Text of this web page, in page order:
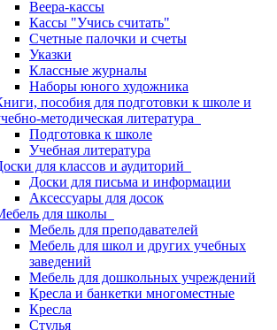
Веера-кассы
Кассы "Учись считать"
Счетные палочки и счеты
Указки
Классные журналы
Наборы юного художника
пособия для подготовки к школе и
методическая литература
Подготовка к школе
Учебная литература
для классов и аудиторий
Доски для письма и информации
Аксессуары для досок
для школы
Мебель для преподавателей
Мебель для школ и других учебных
заведений
Мебель для дошкольных учреждений
Кресла и банкетки многоместные
Кресла
Стулья